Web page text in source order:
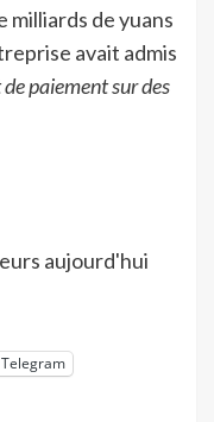
milliards de yuans
avait admis
paiement sur des
aujourd'hui
Telegram